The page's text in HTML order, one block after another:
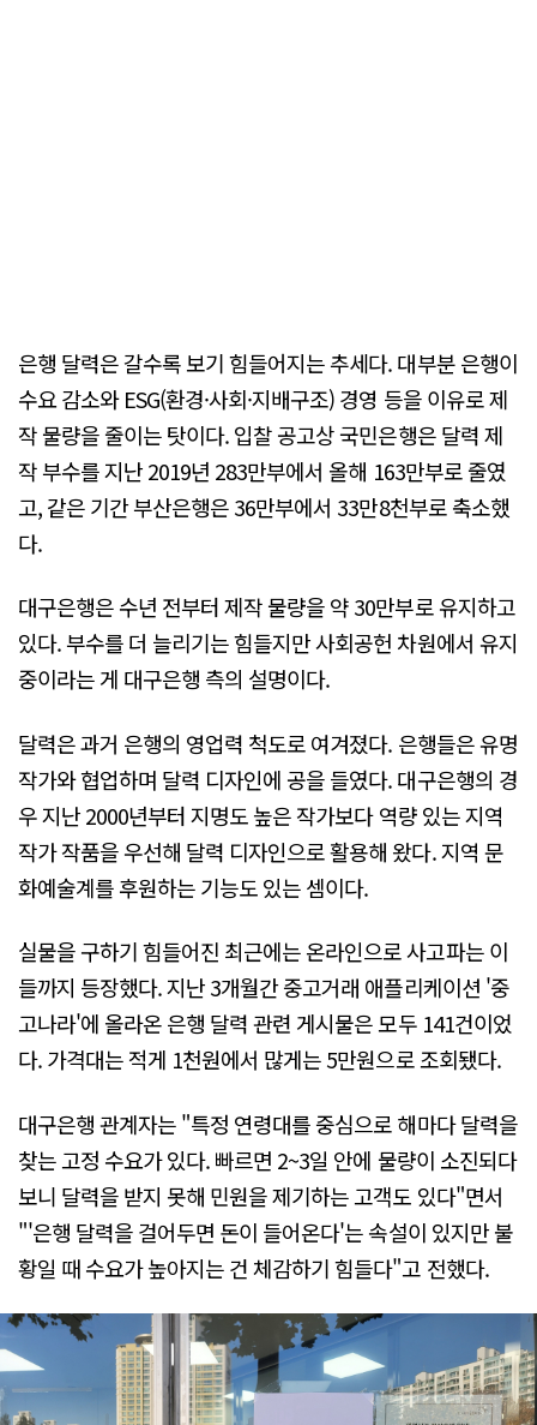
은행 달력은 갈수록 보기 힘들어지는 추세다. 대부분 은행이
수요 감소와 ESG(환경·사회·지배구조) 경영 등을 이유로 제
작 물량을 줄이는 탓이다. 입찰 공고상 국민은행은 달력 제
작 부수를 지난 2019년 283만부에서 올해 163만부로 줄였
고, 같은 기간 부산은행은 36만부에서 33만8천부로 축소했
다.
대구은행은 수년 전부터 제작 물량을 약 30만부로 유지하고
있다. 부수를 더 늘리기는 힘들지만 사회공헌 차원에서 유지
중이라는 게 대구은행 측의 설명이다.
달력은 과거 은행의 영업력 척도로 여겨졌다. 은행들은 유명
작가와 협업하며 달력 디자인에 공을 들였다. 대구은행의 경
우 지난 2000년부터 지명도 높은 작가보다 역량 있는 지역
작가 작품을 우선해 달력 디자인으로 활용해 왔다. 지역 문
화예술계를 후원하는 기능도 있는 셈이다.
실물을 구하기 힘들어진 최근에는 온라인으로 사고파는 이
들까지 등장했다. 지난 3개월간 중고거래 애플리케이션 '중
고나라'에 올라온 은행 달력 관련 게시물은 모두 141건이었
다. 가격대는 적게 1천원에서 많게는 5만원으로 조회됐다.
대구은행 관계자는 "특정 연령대를 중심으로 해마다 달력을
찾는 고정 수요가 있다. 빠르면 2~3일 안에 물량이 소진되다
보니 달력을 받지 못해 민원을 제기하는 고객도 있다"면서
"'은행 달력을 걸어두면 돈이 들어온다'는 속설이 있지만 불
황일 때 수요가 높아지는 건 체감하기 힘들다"고 전했다.